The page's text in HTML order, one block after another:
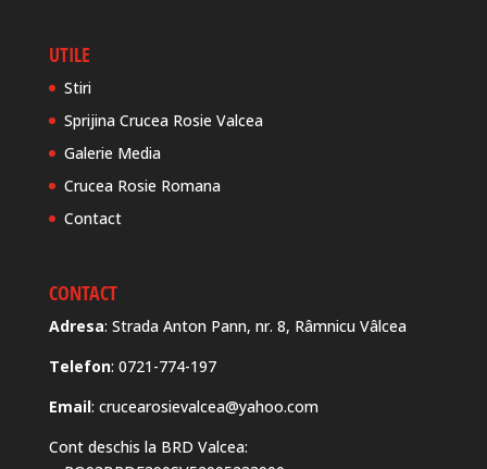
UTILE
Stiri
Sprijina Crucea Rosie Valcea
Galerie Media
Crucea Rosie Romana
Contact
CONTACT
Adresa: Strada Anton Pann, nr. 8, Râmnicu Vâlcea
Telefon: 0721-774-197
Email: crucearosievalcea@yahoo.com
Cont deschis la BRD Valcea: